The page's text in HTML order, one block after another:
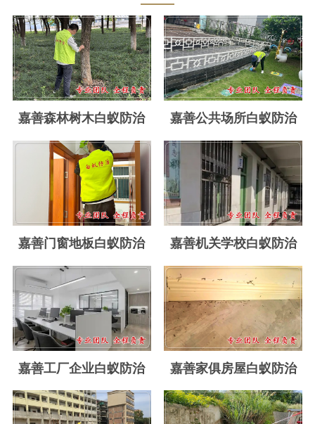
青田白蚁防治
缙云白蚁防治
遂昌白蚁防治
松阳白蚁防治
云和白蚁防治
庆元白蚁防治
景宁白蚁防治
台州白蚁防治
玉环白蚁防治
温岭白蚁防治
临海白蚁防治
三门白蚁防治
天台白蚁防治
嘉善森林树木白蚁防治 嘉善公共场所白蚁防治
嘉善门窗地板白蚁防治 嘉善机关学校白蚁防治
嘉善工厂企业白蚁防治 嘉善家俱房屋白蚁防治